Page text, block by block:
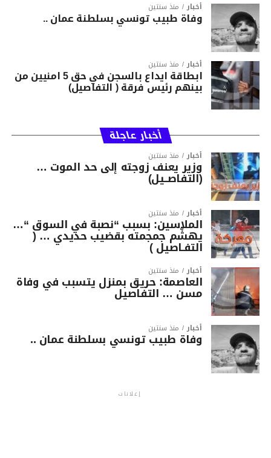
أخبار منذ سنتين
وفاة طبيب تونسي بسلطنة عمان ..
أخبار منذ سنتين
ابطاقة ايداع بالسجن في حق 5 امنيين من
بينهم رئيس فرقة ( التفاصيل)
أخبار عاجلة
أخبار منذ سنتين
وزير يعنف زوجته إلى حد الموت …
(التفاصــيل)
أخبار منذ سنتين
الملاسين: بسبب “نصبة في السوق “…
يهشّم جمجمته بقضيب حديدي … (
التفـاصيل )
أخبار منذ سنتين
العاصمة: حريق بمنزل يتسبب في وفاة
مسن … التفاصيل
أخبار منذ سنتين
وفاة طبيب تونسي بسلطنة عمان ..
إعلانات